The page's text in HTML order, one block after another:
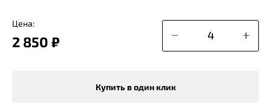
Цена:
2 850 ₽
Купить в один клик